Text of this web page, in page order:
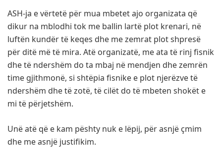
ASH-ja e vërtetë për mua mbetet ajo organizata që
dikur na mblodhi tok me ballin lartë plot krenari, në
luftën kundër të keqes dhe me zemrat plot shpresë
për ditë më të mira. Atë organizatë, me ata të rinj fisnik
dhe të ndershëm do ta mbaj në mendjen dhe zemrën
time gjithmonë, si shtëpia fisnike e plot njerëzve të
ndershëm dhe të zotë, të cilët do të mbeten shokët e
mi të përjetshëm.
Unë atë që e kam pështy nuk e lëpij, për asnjë çmim
dhe me asnjë justifikim.